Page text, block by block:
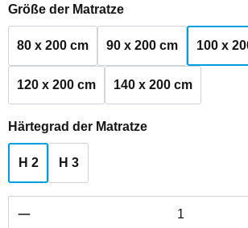
Größe der Matratzeauswählen
80 x 200 cm 90 x 200 cm 100 x
120 x 200 cm 140 x 200 cm
Härtegrad der Matratzeauswählen
H 2 H 3
Produkt Anzahl: Gib den